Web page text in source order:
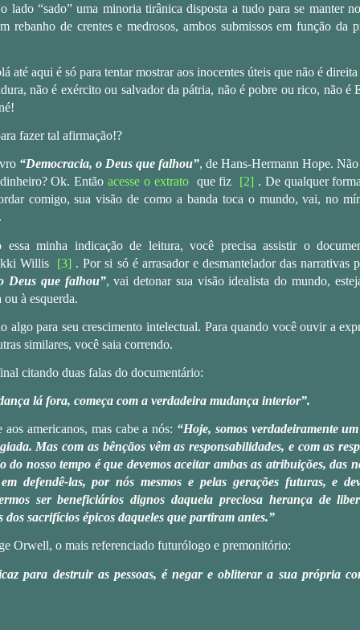
lado “sado” uma minoria tirânica disposta a tudo para se manter
rebanho de crentes e medrosos, ambos submissos em função da
até aqui é só para tentar mostrar aos inocentes úteis que não é
não é exército ou salvador da pátria, não é pobre ou rico, não é
fazer tal afirmação!?
“Democracia, o Deus que falhou”, de Hans-Hermann Hope.
Ok. Então acesse o extrato que fiz [2] . De qualquer
comigo, sua visão de como a banda toca o mundo, vai, no
essa minha indicação de leitura, você precisa assistir o
Willis
[3] . Por si só é arrasador e desmantelador das narrativas
Deus que falhou”, vai detonar sua visão idealista do mundo,
à esquerda.
algo para seu crescimento intelectual. Para quando você ouvir a
similares, você saia correndo.
citando duas falas do documentário:
lá fora, começa com a verdadeira mudança interior”.
aos americanos, mas cabe a nós: “Hoje, somos verdadeiramente
Mas com as bênçãos vêm as responsabilidades, e com as
do nosso tempo é que devemos aceitar ambas as atribuições, das
defendê-las, por nós mesmos e pelas gerações futuras, e
ser beneficiários dignos daquela preciosa herança de
dos sacrifícios épicos daqueles que partiram antes.”
Orwell, o mais referenciado futurólogo e premonitório:
para destruir as pessoas, é negar e obliterar a sua própria